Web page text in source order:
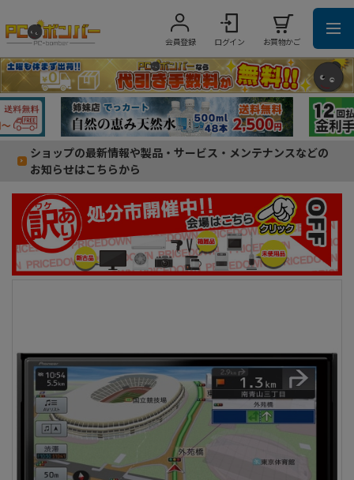
会員登録 ログイン お買物かご
ショップの最新情報や製品・サービス・メンテナンスなどの
お知らせはこちらから